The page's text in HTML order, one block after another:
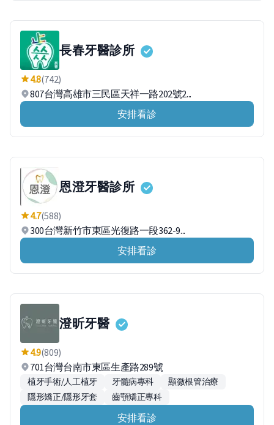
長春牙醫診所
4.8(742)
807台灣高雄市三民區天祥一路202號2...
安排看診
恩澄牙醫診所
4.7(588)
300台灣新竹市東區光復路一段362-9...
安排看診
澄昕牙醫
4.9(809)
701台灣台南市東區生產路289號
植牙手術/人工植牙 牙髓病專科
顯微根管治療
隱形矯正/隱形牙套
齒顎矯正專科
安排看診